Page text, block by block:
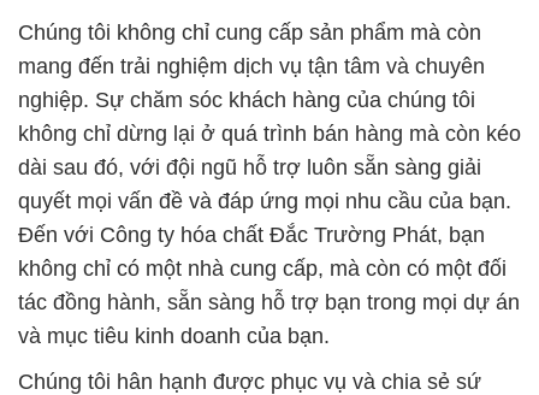
Chúng tôi không chỉ cung cấp sản phẩm mà còn
mang đến trải nghiệm dịch vụ tận tâm và chuyên
nghiệp. Sự chăm sóc khách hàng của chúng tôi
không chỉ dừng lại ở quá trình bán hàng mà còn kéo
dài sau đó, với đội ngũ hỗ trợ luôn sẵn sàng giải
quyết mọi vấn đề và đáp ứng mọi nhu cầu của bạn.
Đến với Công ty hóa chất Đắc Trường Phát, bạn
không chỉ có một nhà cung cấp, mà còn có một đối
tác đồng hành, sẵn sàng hỗ trợ bạn trong mọi dự án
và mục tiêu kinh doanh của bạn.
Chúng tôi hân hạnh được phục vụ và chia sẻ sứ